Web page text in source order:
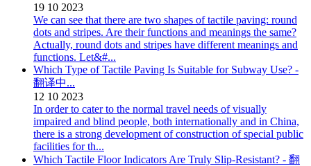
19 10 2023
We can see that there are two shapes of tactile paving: round
dots and stripes. Are their functions and meanings the same?
Actually, round dots and stripes have different meanings and
functions. Let&#...
Which Type of Tactile Paving Is Suitable for Subway Use? -
翻译中...
12 10 2023
In order to cater to the normal travel needs of visually
impaired and blind people, both internationally and in China,
there is a strong development of construction of special public
facilities for th...
Which Tactile Floor Indicators Are Truly Slip-Resistant? - 翻